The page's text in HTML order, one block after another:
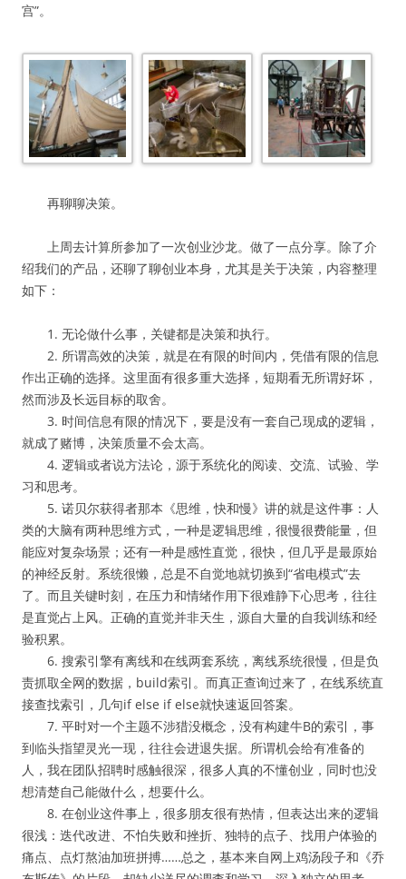
宫”。
再聊聊决策。
上周去计算所参加了一次创业沙龙。做了一点分享。除了介
绍我们的产品，还聊了聊创业本身，尤其是关于决策，内容整理
如下：
1. 无论做什么事，关键都是决策和执行。
2. 所谓高效的决策，就是在有限的时间内，凭借有限的信息
作出正确的选择。这里面有很多重大选择，短期看无所谓好坏，
然而涉及长远目标的取舍。
3. 时间信息有限的情况下，要是没有一套自己现成的逻辑，
就成了赌博，决策质量不会太高。
4. 逻辑或者说方法论，源于系统化的阅读、交流、试验、学
习和思考。
5. 诺贝尔获得者那本《思维，快和慢》讲的就是这件事：人
类的大脑有两种思维方式，一种是逻辑思维，很慢很费能量，但
能应对复杂场景；还有一种是感性直觉，很快，但几乎是最原始
的神经反射。系统很懒，总是不自觉地就切换到“省电模式”去
了。而且关键时刻，在压力和情绪作用下很难静下心思考，往往
是直觉占上风。正确的直觉并非天生，源自大量的自我训练和经
验积累。
6. 搜索引擎有离线和在线两套系统，离线系统很慢，但是负
责抓取全网的数据，build索引。而真正查询过来了，在线系统直
接查找索引，几句if else if else就快速返回答案。
7. 平时对一个主题不涉猎没概念，没有构建牛B的索引，事
到临头指望灵光一现，往往会进退失据。所谓机会给有准备的
人，我在团队招聘时感触很深，很多人真的不懂创业，同时也没
想清楚自己能做什么，想要什么。
8. 在创业这件事上，很多朋友很有热情，但表达出来的逻辑
很浅：迭代改进、不怕失败和挫折、独特的点子、找用户体验的
痛点、点灯熬油加班拼搏……总之，基本来自网上鸡汤段子和《乔